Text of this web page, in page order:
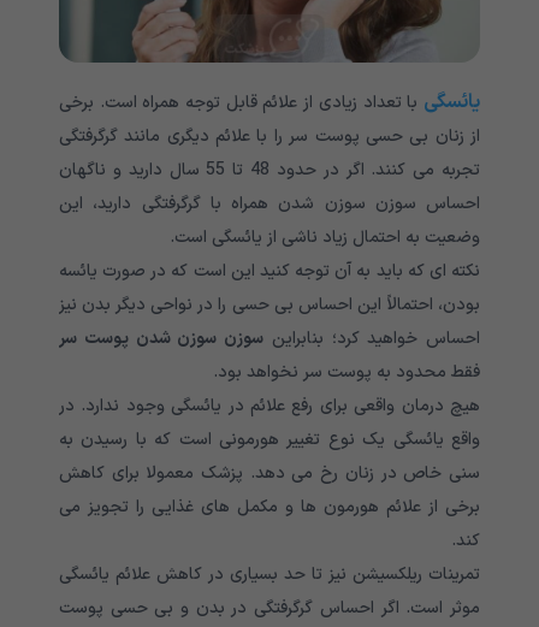
یائسگی با تعداد زیادی از علائم قابل توجه همراه است. برخی
از زنان بی حسی پوست سر را با علائم دیگری مانند گرگرفتگی
تجربه می کنند. اگر در حدود 48 تا 55 سال دارید و ناگهان
احساس سوزن سوزن شدن همراه با گرگرفتگی دارید، این
وضعیت به احتمال زیاد ناشی از یائسگی است.
نکته ای که باید به آن توجه کنید این است که در صورت یائسه
بودن، احتمالاً این احساس بی حسی را در نواحی دیگر بدن نیز
احساس خواهید کرد؛ بنابراین سوزن سوزن شدن پوست سر
فقط محدود به پوست سر نخواهد بود.
هیچ درمان واقعی برای رفع علائم در یائسگی وجود ندارد. در
واقع یائسگی یک نوع تغییر هورمونی است که با رسیدن به
سنی خاص در زنان رخ می دهد. پزشک معمولا برای کاهش
برخی از علائم هورمون ها و مکمل های غذایی را تجویز می
کند.
تمرینات ریلکسیشن نیز تا حد بسیاری در کاهش علائم یائسگی
موثر است. اگر احساس گرگرفتگی در بدن و بی حسی پوست